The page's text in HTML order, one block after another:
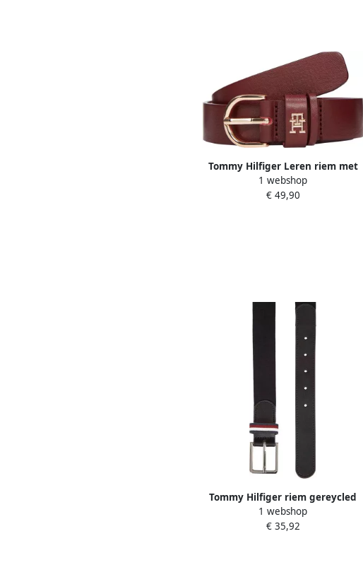
Tommy Hilfiger Leren riem met
doornsluiting model
'EFFORTLESS'
1 webshop
€ 49,90
Tommy Hilfiger riem gereycled
polyamide zwart Logo L-XL
1 webshop
€ 35,92